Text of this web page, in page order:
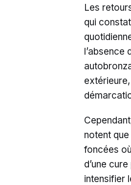
Les
qui
l’absence
notent
foncées
d’une
intensifier